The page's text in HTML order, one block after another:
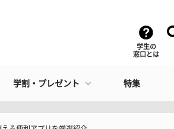
学生の
窓口とは
学割・プレゼント 特集